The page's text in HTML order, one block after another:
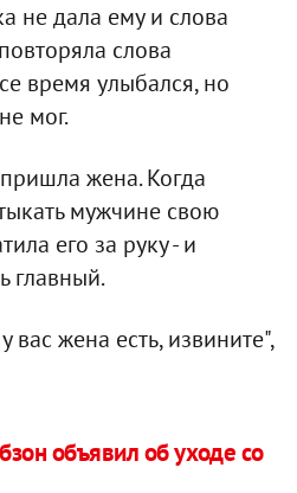
не дала ему и слова
слова
время улыбался, но
мог.
жена. Когда
мужчине свою
его за руку - и
главный.
жена есть, извините",
объявил об уходе со